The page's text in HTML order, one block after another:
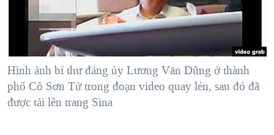
"Tìm"NGƯỜI VIỆT HẢI NGOẠI
ĐỜI SỐNG
KINH TẾ
SỨC KHOẺ
HÀNH TRÌNH BẦU CỬ 2024
MỘT NĂM CHIẾN TRANH TẠI DẢI GAZA
GIẢI MÃ VÀNH ĐAI & CON ĐƯỜNG
NGÀY TỊ NẠN THẾ GIỚI
MẠNG XÃ HỘI
Hình ảnh bí thư đảng ủy Lương Văn Dũng ở thành
phố Cô Sơn Tử trong đoạn video quay lén, sau đó đã
được tải lên trang Sina